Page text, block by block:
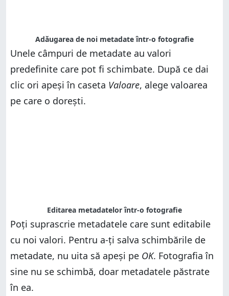
Adăugarea de noi metadate într-o fotografie
Unele câmpuri de metadate au valori
predefinite care pot fi schimbate. După ce dai
clic ori apeși în caseta Valoare, alege valoarea
pe care o dorești.
Editarea metadatelor într-o fotografie
Poți suprascrie metadatele care sunt editabile
cu noi valori. Pentru a-ți salva schimbările de
metadate, nu uita să apeși pe OK. Fotografia în
sine nu se schimbă, doar metadatele păstrate
în ea.